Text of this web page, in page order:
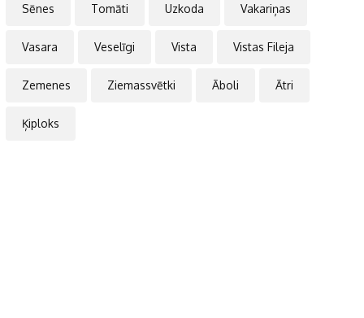
Sēnes Tomāti Uzkoda Vakariņas
Vasara Veselīgi Vista Vistas Fileja
Zemenes Ziemassvētki Āboli Ātri
Ķiploks